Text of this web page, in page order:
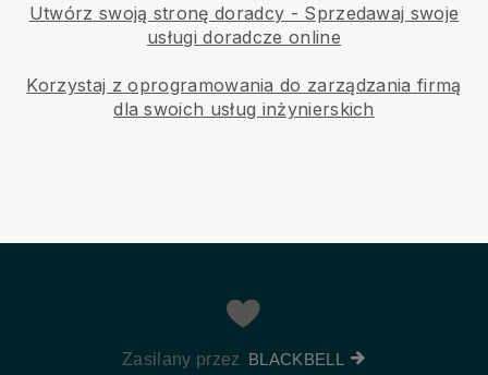
Utwórz swoją stronę doradcy - Sprzedawaj swoje
usługi doradcze online
Korzystaj z oprogramowania do zarządzania firmą
dla swoich usług inżynierskich
Zasilany przez BLACKBELL